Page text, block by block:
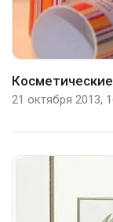
21 октября 2013,